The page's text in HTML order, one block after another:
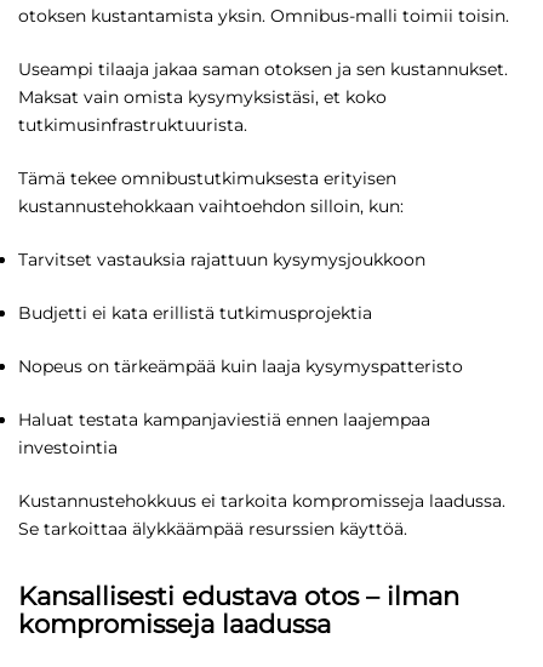
otoksen kustantamista yksin. Omnibus-malli toimii toisin.
Useampi tilaaja jakaa saman otoksen ja sen kustannukset.
Maksat vain omista kysymyksistäsi, et koko
tutkimusinfrastruktuurista.
Tämä tekee omnibustutkimuksesta erityisen
kustannustehokkaan vaihtoehdon silloin, kun:
Tarvitset vastauksia rajattuun kysymysjoukkoon
Budjetti ei kata erillistä tutkimusprojektia
Nopeus on tärkeämpää kuin laaja kysymyspatteristo
Haluat testata kampanjaviestiä ennen laajempaa
investointia
Kustannustehokkuus ei tarkoita kompromisseja laadussa.
Se tarkoittaa älykkäämpää resurssien käyttöä.
Kansallisesti edustava otos – ilman
kompromisseja laadussa